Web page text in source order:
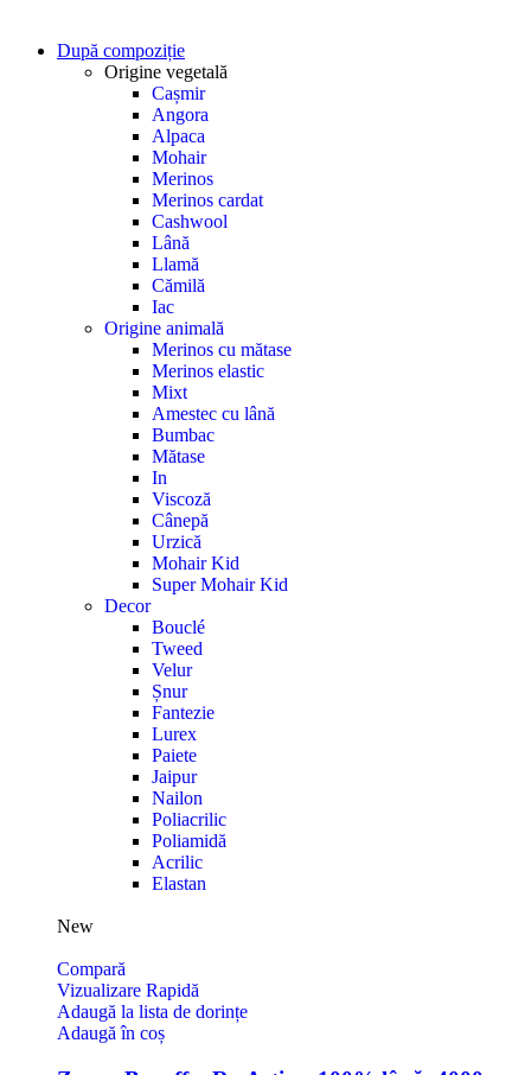
După compoziție
Origine vegetală
Cașmir
Angora
Alpaca
Mohair
Merinos
Merinos cardat
Cashwool
Lână
Llamă
Cămilă
Iac
Origine animală
Merinos cu mătase
Merinos elastic
Mixt
Amestec cu lână
Bumbac
Mătase
In
Viscoză
Cânepă
Urzică
Mohair Kid
Super Mohair Kid
Decor
Bouclé
Tweed
Velur
Șnur
Fantezie
Lurex
Paiete
Jaipur
Nailon
Poliacrilic
Poliamidă
Acrilic
Elastan
New
Compară
Vizualizare Rapidă
Adaugă la lista de dorințe
Adaugă în coș